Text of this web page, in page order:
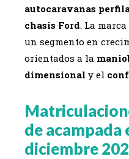
autocaravanas
chasis Ford. La
un segmento en
orientados a la
dimensional y el
de acampada
diciembre